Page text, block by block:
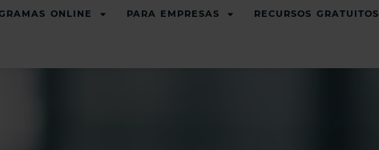
ONLINE PARA EMPRESAS RECURSOS GRATUITOS